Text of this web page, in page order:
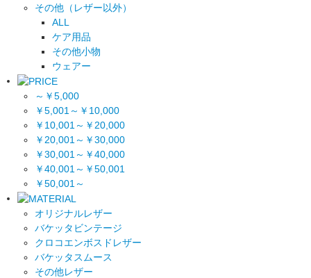
その他（レザー以外）
ALL
ケア用品
その他小物
ウェアー
～￥5,000
￥5,001～￥10,000
￥10,001～￥20,000
￥20,001～￥30,000
￥30,001～￥40,000
￥40,001～￥50,001
￥50,001～
オリジナルレザー
バケッタビンテージ
クロコエンボスドレザー
バケッタスムース
その他レザー